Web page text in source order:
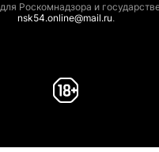
Роскомнадзора и
nsk54.online@mail.ru.